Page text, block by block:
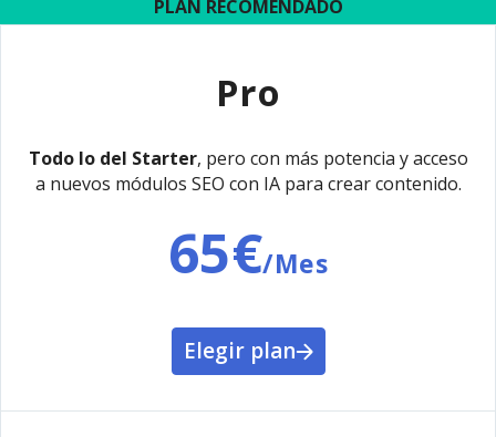
PLAN RECOMENDADO
Pro
Todo lo del Starter, pero con más potencia y acceso
a nuevos módulos SEO con IA para crear contenido.
65€/Mes
Elegir plan